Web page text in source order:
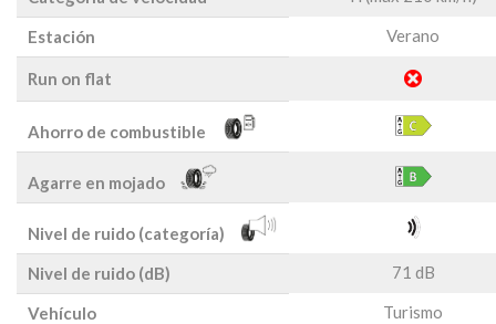
Estación Verano
Run on flat
Ahorro de combustible
Agarre en mojado
Nivel de ruido (categoría)
Nivel de ruido (dB)
71 dB
Vehículo Turismo